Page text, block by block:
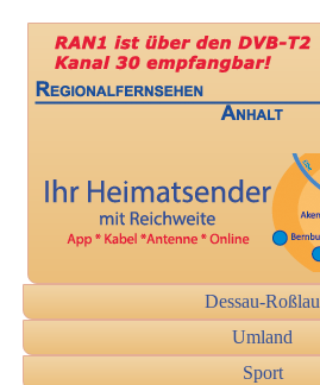
Dessau-Roßlau
Umland
Sport